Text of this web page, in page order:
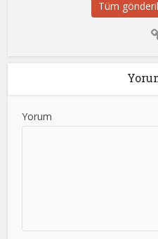
Tüm
Yorum